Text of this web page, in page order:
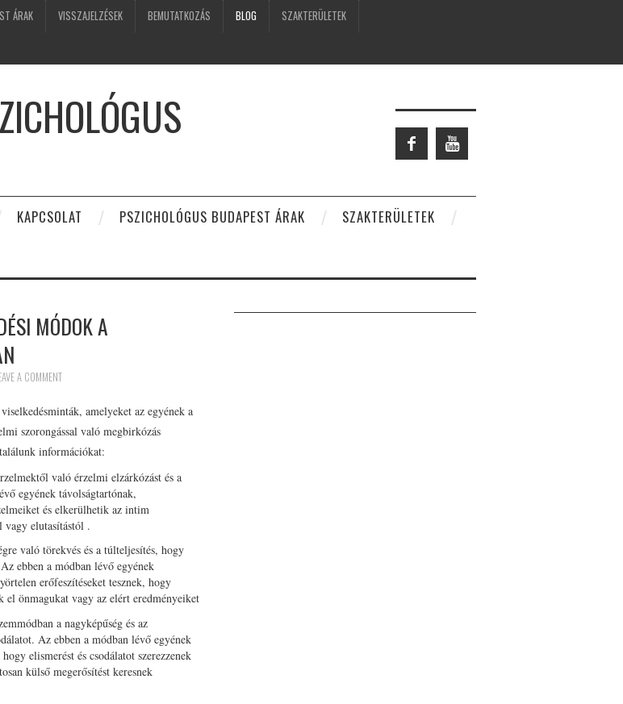
ÁRAK VISSZAJELZÉSEK BEMUTATKOZÁS BLOG SZAKTERÜLETEK
KAPCSOLAT PSZICHOLÓGUS BUDAPEST ÁRAK
SZAKTERÜLETEK
MÓDOK A
A COMMENT
amelyeket az egyének a
szorongással való megbirkózás
információkat:
való érzelmi elzárkózást és a
egyének távolságtartónak,
és elkerülhetik az intim
vagy elutasítástól .
való törekvés és a túlteljesítés, hogy
ebben a módban lévő egyének
erőfeszítéseket tesznek, hogy
el önmagukat vagy az elért eredményeiket
a nagyképűség és az
Az ebben a módban lévő egyének
elismerést és csodálatot szerezzenek
külső megerősítést keresnek